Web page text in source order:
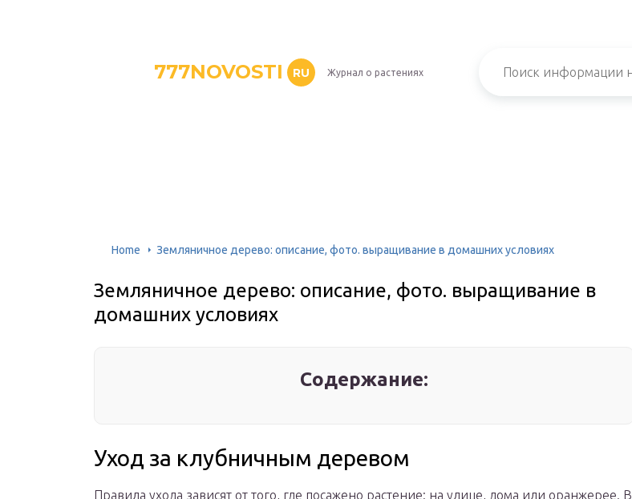
777NOVOSTI RU Журнал о растениях
Home Земляничное дерево: описание, фото. выращивание в домашних условиях
Земляничное дерево: описание, фото. выращивание в
домашних условиях
Содержание:
Уход за клубничным деревом
Правила ухода зависят от того, где посажено растение: на улице, дома или оранжерее. В